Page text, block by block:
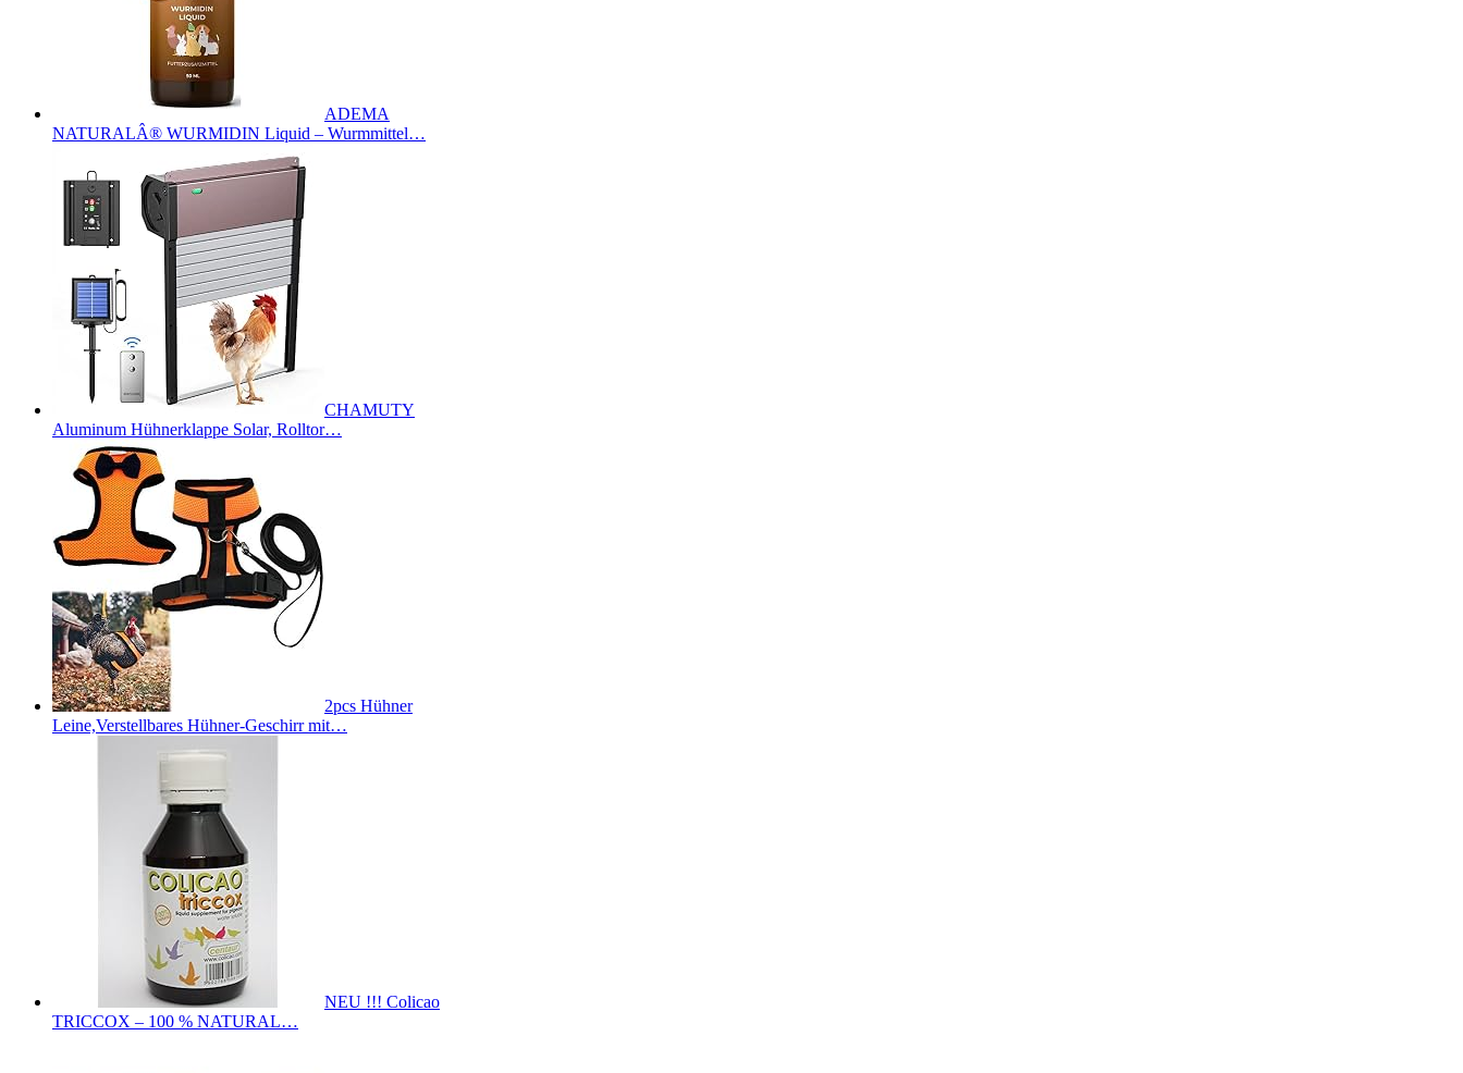
ADEMA
NATURALÂ® WURMIDIN Liquid – Wurmmittel…
CHAMUTY
Aluminum Hühnerklappe Solar, Rolltor…
2pcs Hühner
Leine,Verstellbares Hühner-Geschirr mit…
NEU !!! Colicao
TRICCOX – 100 % NATURAL…